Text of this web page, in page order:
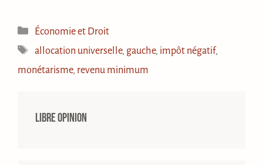
Catégories
Économie et Droit
Étiquettes
allocation universelle, gauche, impôt négatif,
monétarisme, revenu minimum
Libre opinion